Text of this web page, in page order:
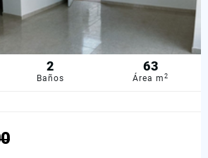
2
Baños
63
Área m2